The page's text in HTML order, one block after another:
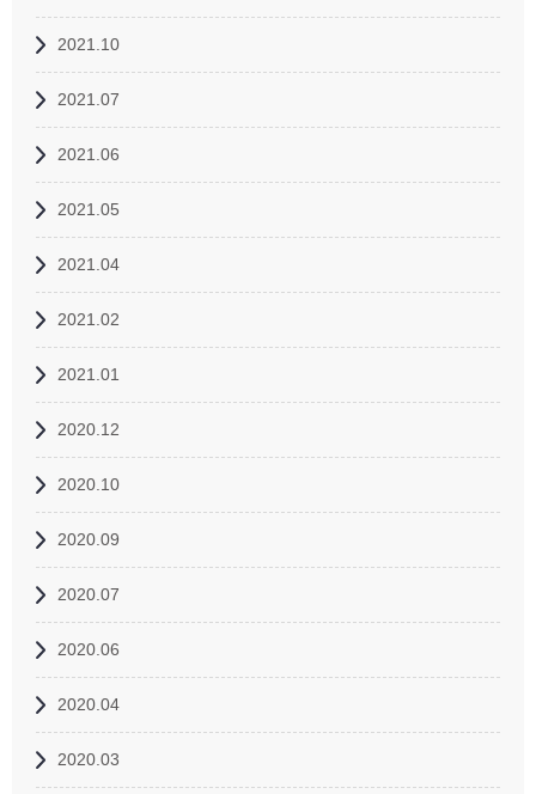
2021.10
2021.07
2021.06
2021.05
2021.04
2021.02
2021.01
2020.12
2020.10
2020.09
2020.07
2020.06
2020.04
2020.03